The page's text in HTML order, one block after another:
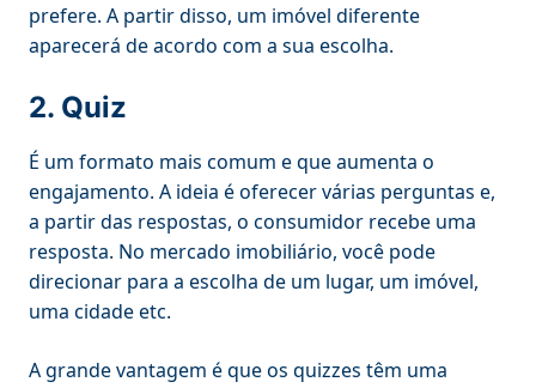
prefere. A partir disso, um imóvel diferente
aparecerá de acordo com a sua escolha.
2. Quiz
É um formato mais comum e que aumenta o
engajamento. A ideia é oferecer várias perguntas e,
a partir das respostas, o consumidor recebe uma
resposta. No mercado imobiliário, você pode
direcionar para a escolha de um lugar, um imóvel,
uma cidade etc.
A grande vantagem é que os quizzes têm uma